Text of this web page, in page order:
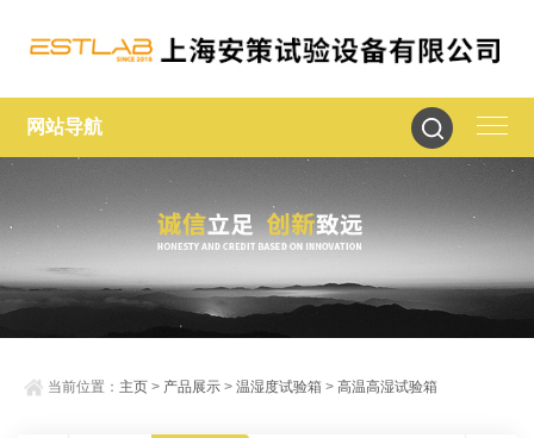
网站导航
当前位置： 主页 > 产品展示 >温湿度试验箱 >高温高湿试验箱